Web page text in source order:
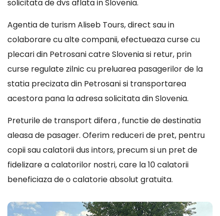
solicitata de dvs aflata in Slovenia.
Agentia de turism Aliseb Tours, direct sau in
colaborare cu alte companii, efectueaza curse cu
plecari din Petrosani catre Slovenia si retur, prin
curse regulate zilnic cu preluarea pasagerilor de la
statia precizata din Petrosani si transportarea
acestora pana la adresa solicitata din Slovenia.
Preturile de transport difera , functie de destinatia
aleasa de pasager. Oferim reduceri de pret, pentru
copii sau calatorii dus intors, precum si un pret de
fidelizare a calatorilor nostri, care la 10 calatorii
beneficiaza de o calatorie absolut gratuita.